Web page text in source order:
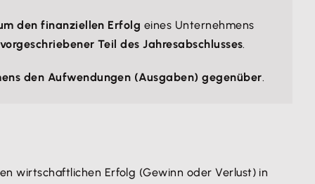
den finanziellen Erfolg eines Unternehmens
Teil des Jahresabschlusses.
den Aufwendungen (Ausgaben) gegenüber.
wirtschaftlichen Erfolg (Gewinn oder Verlust) in